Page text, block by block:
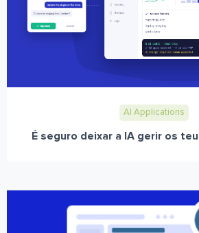
AI Applications
É seguro deixar a IA gerir os